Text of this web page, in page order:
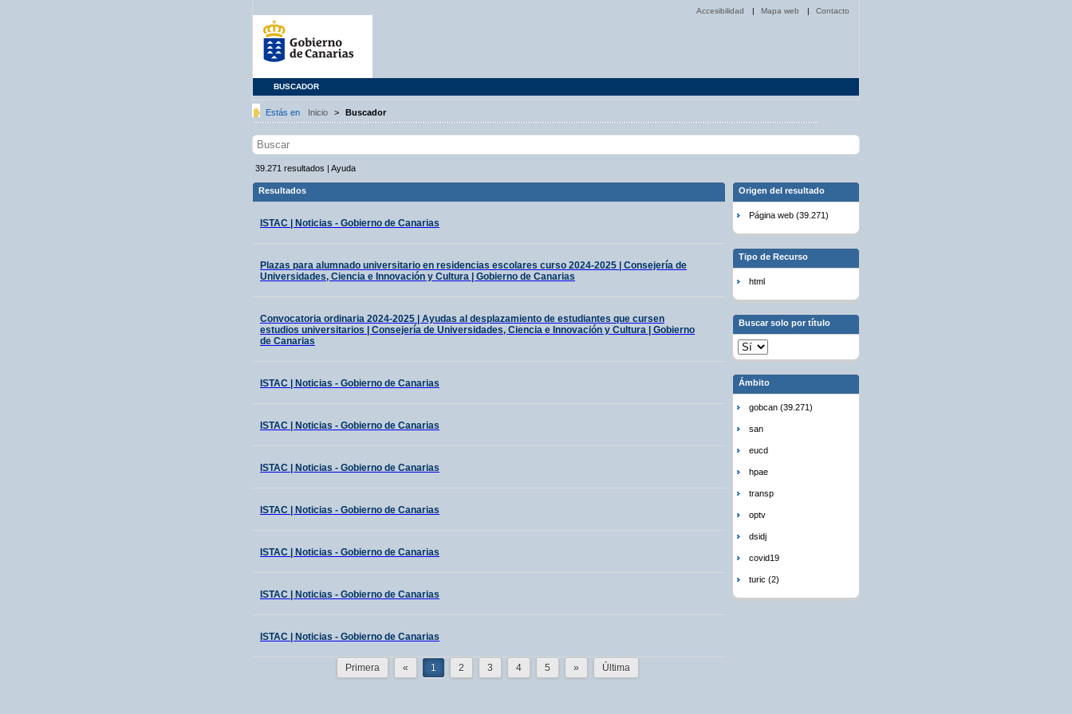
Accesibilidad | Mapa web | Contacto
BUSCADOR
Estás en Inicio > Buscador
39.271 resultados | Ayuda
Resultados
ISTAC | Noticias - Gobierno de Canarias
Plazas para alumnado universitario en residencias escolares curso 2024-2025 | Consejería de
Universidades, Ciencia e Innovación y Cultura | Gobierno de Canarias
Convocatoria ordinaria 2024-2025 | Ayudas al desplazamiento de estudiantes que cursen
estudios universitarios | Consejería de Universidades, Ciencia e Innovación y Cultura | Gobierno
de Canarias
ISTAC | Noticias - Gobierno de Canarias
ISTAC | Noticias - Gobierno de Canarias
ISTAC | Noticias - Gobierno de Canarias
ISTAC | Noticias - Gobierno de Canarias
ISTAC | Noticias - Gobierno de Canarias
ISTAC | Noticias - Gobierno de Canarias
ISTAC | Noticias - Gobierno de Canarias
Primera « 1 2 3 4 5 » Última
Origen del resultado
Página web (39.271)
Tipo de Recurso
html
Buscar solo por título
Ámbito
gobcan (39.271)
san
eucd
hpae
transp
optv
dsidj
covid19
turic (2)